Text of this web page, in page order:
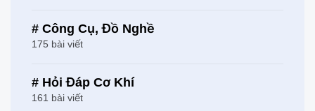
# Công Cụ, Đồ Nghề
175 bài viết
# Hỏi Đáp Cơ Khí
161 bài viết